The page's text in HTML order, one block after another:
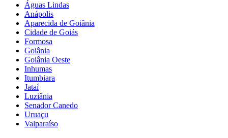
Águas Lindas
Anápolis
Aparecida de Goiânia
Cidade de Goiás
Formosa
Goiânia
Goiânia Oeste
Inhumas
Itumbiara
Jataí
Luziânia
Senador Canedo
Uruaçu
Valparaíso